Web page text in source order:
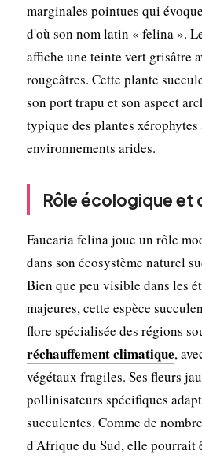
marginales pointues qui
d'où son nom latin « felina ».
affiche une teinte vert grisâtre
rougeâtres. Cette plante
son port trapu et son aspect
typique des plantes xérophytes
environnements arides.
Rôle écologique et
Faucaria felina joue un rôle
dans son écosystème naturel
Bien que peu visible dans les
majeures, cette espèce
flore spécialisée des régions
réchauffement climatique,
végétaux fragiles. Ses fleurs
pollinisateurs spécifiques
succulentes. Comme de
d'Afrique du Sud, elle pourrait